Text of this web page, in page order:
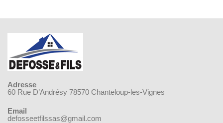
Adresse
60 Rue D’Andrésy 78570 Chanteloup-les-Vignes
Email
defosseetfilssas@gmail.com